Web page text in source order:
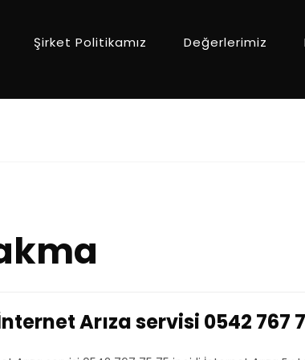
Şirket Politikamız Değerlerimiz
Arıza servisi 0542 767